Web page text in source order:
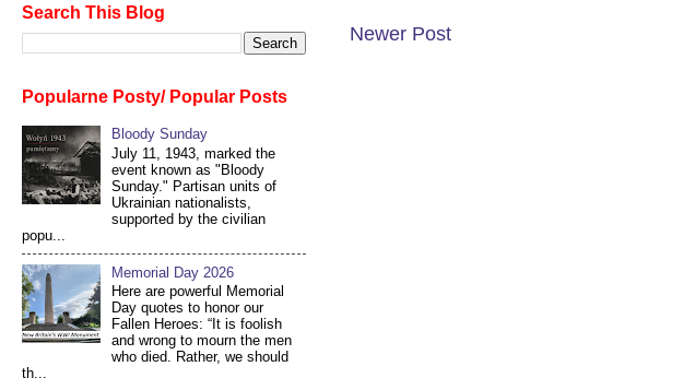
Newer Post
Search This Blog
Popularne Posty/ Popular Posts
Bloody Sunday
July 11, 1943, marked the
event known as "Bloody
Sunday." Partisan units of
Ukrainian nationalists,
supported by the civilian
popu...
Memorial Day 2026
Here are powerful Memorial
Day quotes to honor our
Fallen Heroes: “It is foolish
and wrong to mourn the men
who died. Rather, we should
th...